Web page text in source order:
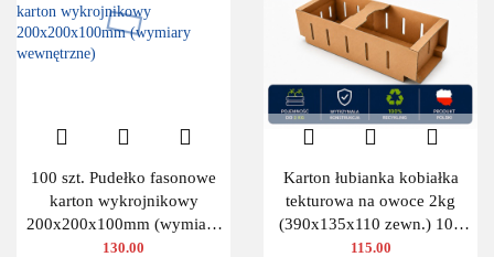
100 szt. Pudełko fasonowe
karton wykrojnikowy
200x200x100mm (wymiary
wewnętrzne)
130.00
Karton łubianka kobiałka
tekturowa na owoce 2kg
(390x135x110 zewn.) 100
szt.
115.00